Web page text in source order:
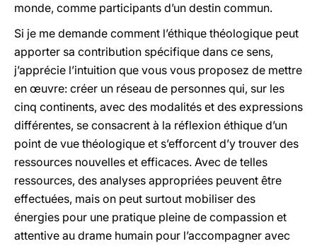
monde, comme participants d’un destin commun.
Si je me demande comment l’éthique théologique peut
apporter sa contribution spécifique dans ce sens,
j’apprécie l’intuition que vous vous proposez de mettre
en œuvre: créer un réseau de personnes qui, sur les
cinq continents, avec des modalités et des expressions
différentes, se consacrent à la réflexion éthique d’un
point de vue théologique et s’efforcent d’y trouver des
ressources nouvelles et efficaces. Avec de telles
ressources, des analyses appropriées peuvent être
effectuées, mais on peut surtout mobiliser des
énergies pour une pratique pleine de compassion et
attentive au drame humain pour l’accompagner avec